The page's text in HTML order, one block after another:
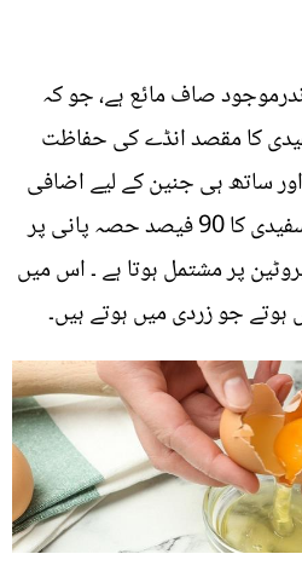
صاف مائع ہے، جو کہ
کا مقصد انڈے کی حفاظت
اور ساتھ ہی جنین کے لیے اضافی
غذائیت بھی ہے۔ انڈے کی سفیدی کا 90 فیصد حصہ پانی پر
پر مشتمل ہوتا ہے ۔ اس میں
ہوتے جو زردی میں ہوتے ہیں۔